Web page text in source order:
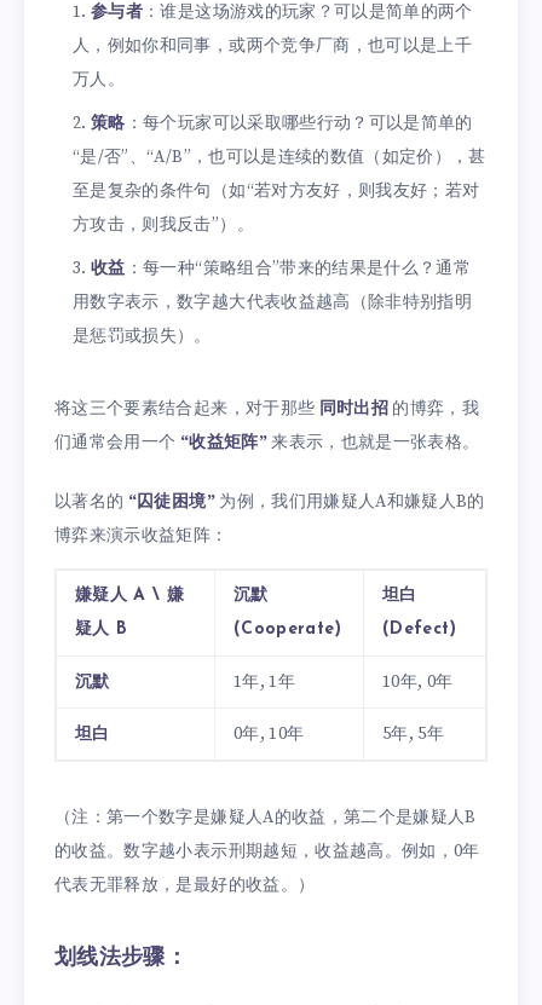
参与者 ：谁是这场游戏的玩家？可以是简单的两个
人，例如你和同事，或两个竞争厂商，也可以是上千
万人。
策略 ：每个玩家可以采取哪些行动？可以是简单的
“是/否”、“A/B”，也可以是连续的数值（如定价），甚
至是复杂的条件句（如“若对方友好，则我友好；若对
方攻击，则我反击”）。
收益 ：每一种“策略组合”带来的结果是什么？通常
用数字表示，数字越大代表收益越高（除非特别指明
是惩罚或损失）。
将这三个要素结合起来，对于那些 同时出招 的博弈，我
们通常会用一个 “收益矩阵”来表示，也就是一张表格。
以著名的 “囚徒困境”为例，我们用嫌疑人A和嫌疑人B的
博弈来演示收益矩阵：
嫌疑人 A \ 嫌
疑人 B
沉默
(Cooperate)
坦白
(Defect)
沉默 1年, 1年 10年, 0年
坦白 0年, 10年 5年, 5年
（注：第一个数字是嫌疑人A的收益，第二个是嫌疑人B
的收益。数字越小表示刑期越短，收益越高。例如，0年
代表无罪释放，是最好的收益。）
划线法步骤：